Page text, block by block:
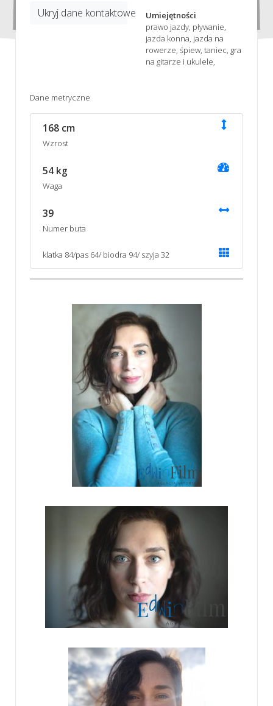
Ukryj dane kontaktowe
Umiejętności
prawo jazdy, pływanie,
jazda konna, jazda na
rowerze, śpiew, taniec, gra
na gitarze i ukulele,
Dane metryczne
168 cm
Wzrost
54 kg
Waga
39
Numer buta
klatka 84/pas 64/ biodra 94/ szyja 32